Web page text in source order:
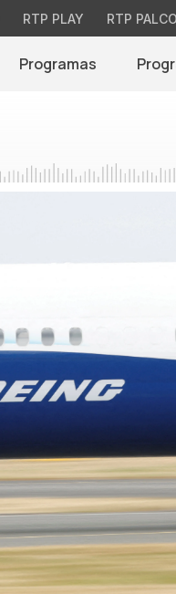
RTP PLAY RTP PALCO
Programas